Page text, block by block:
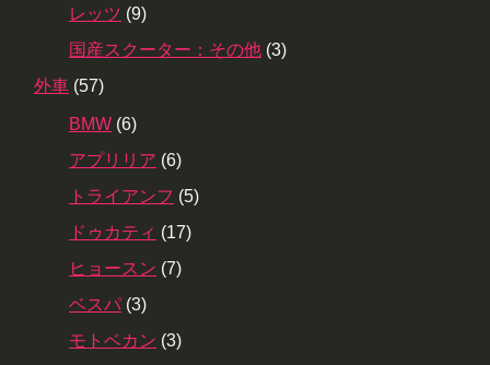
レッツ (9)
国産スクーター：その他 (3)
外車 (57)
BMW (6)
アプリリア (6)
トライアンフ (5)
ドゥカティ (17)
ヒョースン (7)
ベスパ (3)
モトベカン (3)